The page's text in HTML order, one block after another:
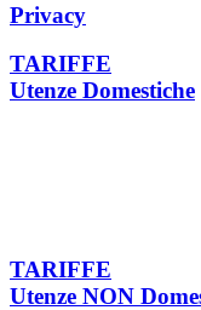
Privacy
TARIFFE
Utenze Domestiche
TARIFFE
Utenze NON